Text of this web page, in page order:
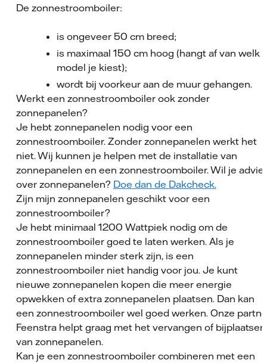
De zonnestroomboiler:
is ongeveer 50 cm breed;
is maximaal 150 cm hoog (hangt af van welk
model je kiest);
wordt bij voorkeur aan de muur gehangen.
Werkt een zonnestroomboiler ook zonder
zonnepanelen?
Je hebt zonnepanelen nodig voor een
zonnestroomboiler. Zonder zonnepanelen werkt het
niet. Wij kunnen je helpen met de installatie van
zonnepanelen en een zonnestroomboiler.Wil je
over zonnepanelen? Doe dan de Dakcheck.
Zijn mijn zonnepanelen geschikt voor een
zonnestroomboiler?
Je hebt minimaal 1200 Wattpiek nodig om de
zonnestroomboiler goed te laten werken. Als je
zonnepanelen minder sterk zijn, is een
zonnestroomboiler niet handig voor jou. Je kunt
nieuwe zonnepanelen kopen die meer energie
opwekken of extra zonnepanelen plaatsen. Dan kan
een zonnestroomboiler wel goed werken. Onze
Feenstra helpt graag met het vervangen of bijplaatsen
van zonnepanelen.
Kan je een zonnestroomboiler combineren met een